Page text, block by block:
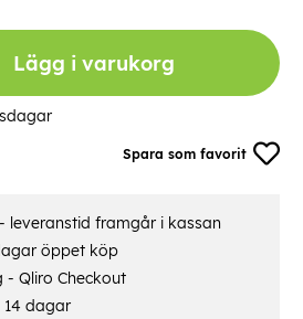
Spara som favorit
Lägg i varukorg
leveranstid framgår i kassan
öppet köp
- Qliro Checkout
dagar